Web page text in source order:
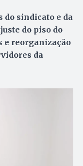
sindicato e da
do piso do
e reorganização
da